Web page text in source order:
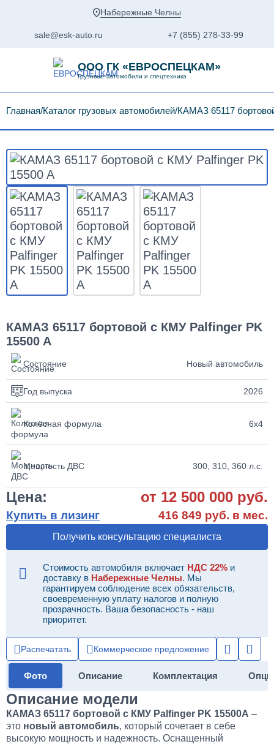
Набережные Челны
sale@esk-auto.ru +7 (855) 278-33-99
ООО ГК «ЕВРОСПЕЦКАМ»
Грузовые автомобили и спецтехника
Главная Каталог грузовых автомобилей КАМАЗ 65117
КАМАЗ 65117 бортовой с КМУ Palfinger PK
15500 A
Состояние Новый автомобиль
Год выпуска 2026
Колёсная формула 6х4
Мощность ДВС 300, 310, 360 л.с.
Цена: от 12 500 000 руб.
Купить в лизинг 416 849 руб. в мес.
Получить консультацию специалиста
Стоимость автомобиля включает НДС 22% и
доставку в Набережные Челны. Мы
гарантируем соблюдение всех обязательств,
своевременную уплату налогов и полную
прозрачность. Ваша безопасность - наш
приоритет.
Распечатать Коммерческое предложение
Фото Описание Комплектация
Описание модели
КАМАЗ 65117 бортовой с КМУ Palfinger PK 15500A –
это новый автомобиль, который сочетает в себе
высокую мощность и надежность. Оснащенный